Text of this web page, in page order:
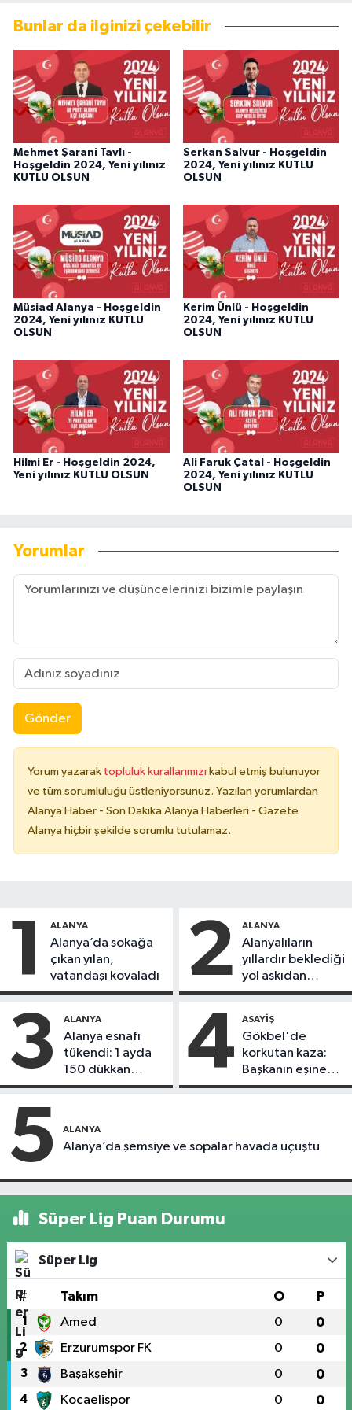
Bunlar da ilginizi çekebilir
Mehmet Şarani Tavlı -
Hoşgeldin 2024, Yeni yılınız
KUTLU OLSUN
Serkan Salvur - Hoşgeldin
2024, Yeni yılınız KUTLU
OLSUN
Müsiad Alanya - Hoşgeldin
2024, Yeni yılınız KUTLU
OLSUN
Kerim Ünlü - Hoşgeldin
2024, Yeni yılınız KUTLU
OLSUN
Hilmi Er - Hoşgeldin 2024,
Yeni yılınız KUTLU OLSUN
Ali Faruk Çatal - Hoşgeldin
2024, Yeni yılınız KUTLU
OLSUN
Yorumlar
Gönder
Yorum yazarak topluluk kurallarımızı kabul etmiş bulunuyor
ve tüm sorumluluğu üstleniyorsunuz. Yazılan yorumlardan
Alanya Haber - Son Dakika Alanya Haberleri - Gazete
Alanya hiçbir şekilde sorumlu tutulamaz.
1 ALANYA
Alanya’da sokağa
çıkan yılan,
vatandaşı kovaladı
2 ALANYA
Alanyalıların
yıllardır beklediği
yol askıdan
döndü
3 ALANYA
Alanya esnafı
tükendi: 1 ayda
150 dükkan
kapandı
4 ASAYIŞ
Gökbel'de
korkutan kaza:
Başkanın eşine
motosiklet çarptı
5 ALANYA
Alanya’da şemsiye ve sopalar havada uçuştu
Süper Lig Puan Durumu
Süper Lig
# Takım O P
1 Amed 0 0
2 Erzurumspor FK 0 0
3 Başakşehir 0 0
4 Kocaelispor 0 0